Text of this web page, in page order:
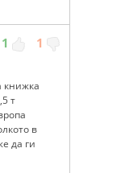
1 1
книжка
т
в
да ги